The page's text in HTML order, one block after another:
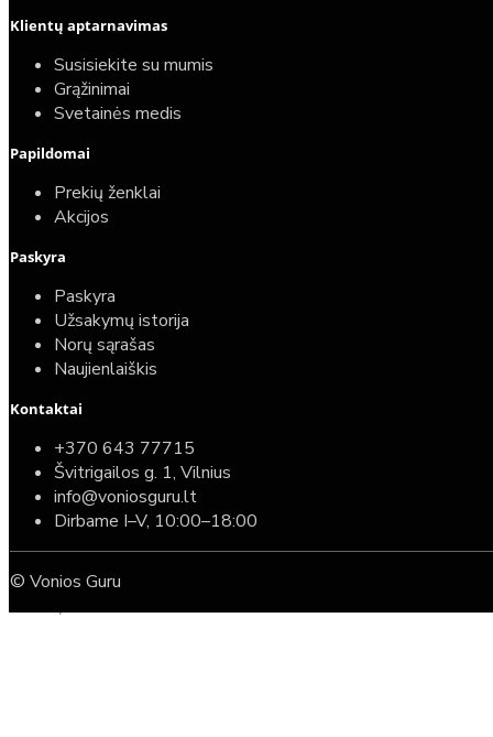
Elektrinio gyvatuko paruošimo paslauga
40,00€
25,00€
Komplektas: Tece potinkinis WC rėmas su baltu
mygtuku + Deante Peonia Rimless klozetas su
587,00€
389,00€
Klientų aptarnavimas
Susisiekite su mumis
Grąžinimai
Svetainės medis
Papildomai
Prekių ženklai
Akcijos
Paskyra
Paskyra
Užsakymų istorija
Norų sąrašas
Naujienlaiškis
Kontaktai
+370 643 77715
Švitrigailos g. 1, Vilnius
info@voniosguru.lt
Dirbame I–V, 10:00–18:00
© Vonios Guru